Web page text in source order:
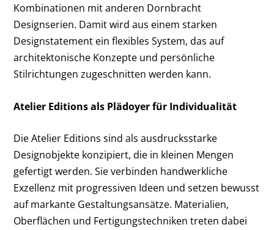
Kombinationen mit anderen Dornbracht
Designserien. Damit wird aus einem starken
Designstatement ein flexibles System, das auf
architektonische Konzepte und persönliche
Stilrichtungen zugeschnitten werden kann.
Atelier Editions als Plädoyer für Individualität
Die Atelier Editions sind als ausdrucksstarke
Designobjekte konzipiert, die in kleinen Mengen
gefertigt werden. Sie verbinden handwerkliche
Exzellenz mit progressiven Ideen und setzen bewusst
auf markante Gestaltungsansätze. Materialien,
Oberflächen und Fertigungstechniken treten dabei